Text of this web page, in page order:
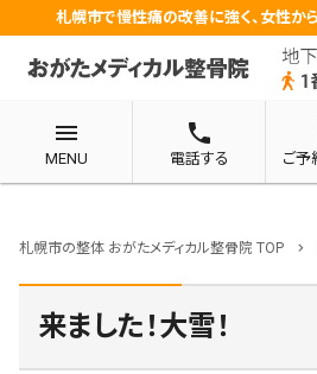
札幌市で慢性痛の改善に強く、女性か
menu
MENU
phone
電話する ご予
札幌市の整体 おがたメディカル整骨院 TOP chevron_right
来ました！大雪！